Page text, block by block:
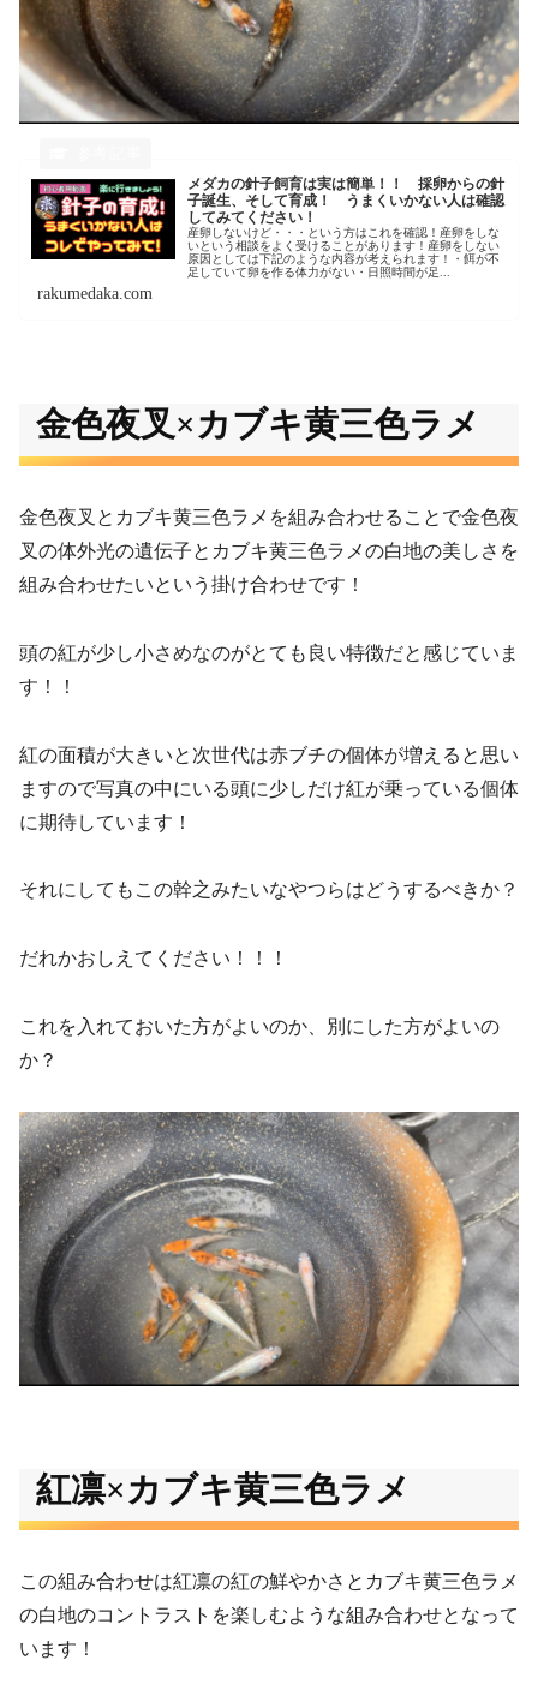
メダカの針子飼育は実は簡単！！ 採卵からの針
子誕生、そして育成！ うまくいかない人は確認
してみてください！
産卵しないけど・・・という方はこれを確認！産卵をしな
いという相談をよく受けることがあります！産卵をしない
原因としては下記のような内容が考えられます！・餌が不
足していて卵を作る体力がない・日照時間が足...
rakumedaka.com
金色夜叉×カブキ黄三色ラメ
金色夜叉とカブキ黄三色ラメを組み合わせることで金色夜
叉の体外光の遺伝子とカブキ黄三色ラメの白地の美しさを
組み合わせたいという掛け合わせです！
頭の紅が少し小さめなのがとても良い特徴だと感じていま
す！！
紅の面積が大きいと次世代は赤ブチの個体が増えると思い
ますので写真の中にいる頭に少しだけ紅が乗っている個体
に期待しています！
それにしてもこの幹之みたいなやつらはどうするべきか？
だれかおしえてください！！！
これを入れておいた方がよいのか、別にした方がよいの
か？
紅凛×カブキ黄三色ラメ
この組み合わせは紅凛の紅の鮮やかさとカブキ黄三色ラメ
の白地のコントラストを楽しむような組み合わせとなって
います！